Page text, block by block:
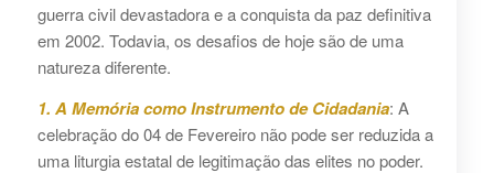
guerra civil devastadora e a conquista da paz definitiva
em 2002. Todavia, os desafios de hoje são de uma
natureza diferente.
1. A Memória como Instrumento de Cidadania: A
celebração do 04 de Fevereiro não pode ser reduzida a
uma liturgia estatal de legitimação das elites no poder.